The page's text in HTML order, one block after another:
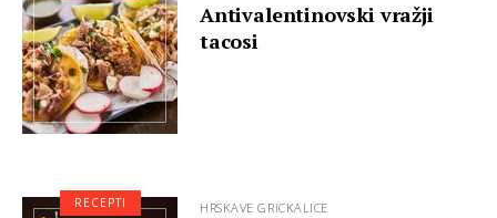
Antivalentinovski vražji
tacosi
HRSKAVE GRICKALICE
RECEPTI